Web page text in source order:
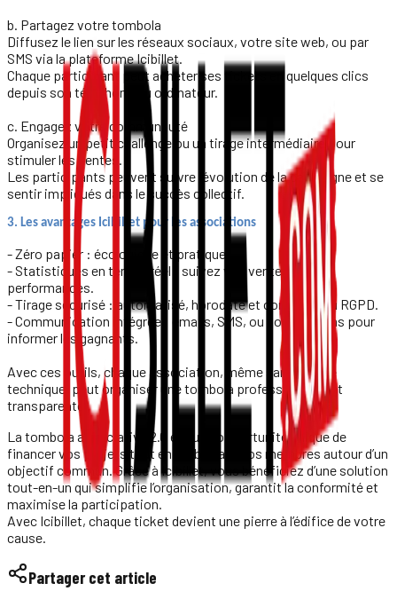
b. Partagez votre tombola
Diffusez le lien sur les réseaux sociaux, votre site web, ou par
SMS via la plateforme Icibillet.
Chaque participant peut acheter ses tickets en quelques clics
depuis son téléphone ou ordinateur.
c. Engagez votre communauté
Organisez un petit challenge ou un tirage intermédiaire pour
stimuler les ventes.
Les participants peuvent suivre l’évolution de la campagne et se
sentir impliqués dans le succès collectif.
3. Les avantages Icibillet pour les associations
- Zéro papier : écologique et pratique.
- Statistiques en temps réel : suivez vos ventes et
performances.
- Tirage sécurisé : automatisé, horodaté et conforme au RGPD.
- Communication intégrée : emails, SMS, ou notifications pour
informer les gagnants.
Avec ces outils, chaque association, même sans équipe
technique, peut organiser une tombola professionnelle et
transparente.
La tombola associative 2.0 est une opportunité unique de
financer vos projets tout en mobilisant vos membres autour d’un
objectif commun. Grâce à Icibillet, vous bénéficiez d’une solution
tout-en-un qui simplifie l’organisation, garantit la conformité et
maximise la participation.
Avec Icibillet, chaque ticket devient une pierre à l’édifice de votre
cause.
Partager cet article